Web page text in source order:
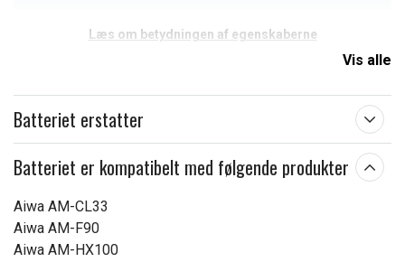
Læs om betydningen af egenskaberne
Vis alle
Batteriet erstatter
Batteriet er kompatibelt med følgende produkter
Aiwa AM-CL33
Aiwa AM-F90
Aiwa AM-HX100